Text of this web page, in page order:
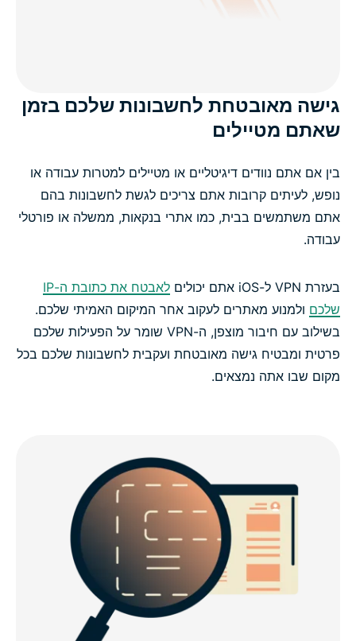
גישה מאובטחת לחשבונות שלכם בזמן
שאתם מטיילים
בין אם אתם נוודים דיגיטליים או מטיילים למטרות עבודה או
נופש, לעיתים קרובות אתם צריכים לגשת לחשבונות בהם
אתם משתמשים בבית, כמו אתרי בנקאות, ממשלה או פורטלי
עבודה.
בעזרת VPN ל-iOS אתם יכולים
לאבטח את כתובת ה-IP
שלכם ולמנוע מאתרים לעקוב אחר המיקום האמיתי שלכם.
בשילוב עם חיבור מוצפן, ה-VPN שומר על הפעילות שלכם
פרטית ומבטיח גישה מאובטחת ועקבית לחשבונות שלכם בכל
מקום שבו אתה נמצאים.